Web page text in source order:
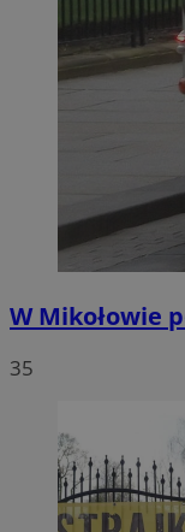
W Mikołowie
35